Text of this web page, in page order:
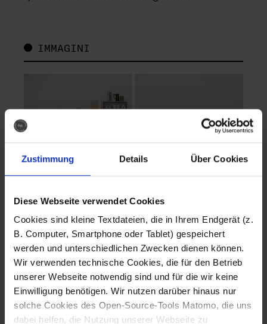
Zustimmung Details Über Cookies
Diese Webseite verwendet Cookies
Cookies sind kleine Textdateien, die in Ihrem Endgerät (z.
B. Computer, Smartphone oder Tablet) gespeichert
werden und unterschiedlichen Zwecken dienen können.
Wir verwenden technische Cookies, die für den Betrieb
unserer Webseite notwendig sind und für die wir keine
Einwilligung benötigen. Wir nutzen darüber hinaus nur
solche Cookies des Open-Source-Tools Matomo, die uns
dabei helfen, die Nutzung unserer Webseite zu
IMMAGINI
Fotografo: Lorenz
Sternbach
Download
Fotografo: Lorenz
Sternbach
Download